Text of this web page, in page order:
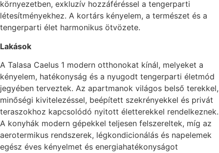
környezetben, exkluzív hozzáféréssel a tengerparti
létesítményekhez. A kortárs kényelem, a természet és a
tengerparti élet harmonikus ötvözete.
Lakások
A Talasa Caelus 1 modern otthonokat kínál, melyeket a
kényelem, hatékonyság és a nyugodt tengerparti életmód
jegyében terveztek. Az apartmanok világos belső terekkel,
minőségi kivitelezéssel, beépített szekrényekkel és privát
teraszokhoz kapcsolódó nyitott életterekkel rendelkeznek.
A konyhák modern gépekkel teljesen felszereltek, míg az
aerotermikus rendszerek, légkondicionálás és napelemek
egész éves kényelmet és energiahatékonyságot